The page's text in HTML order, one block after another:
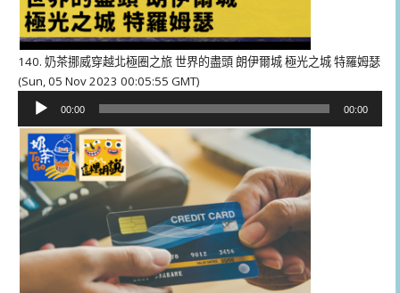
140. 奶茶挪威穿越北極圈之旅 世界的盡頭 朗伊爾城 極光之城 特羅姆瑟
(Sun, 05 Nov 2023 00:05:55 GMT)
播
放
器
00:00 00:00